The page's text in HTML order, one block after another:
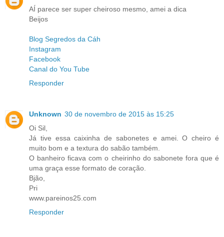
AÍ parece ser super cheiroso mesmo, amei a dica
Beijos
Blog Segredos da Cáh
Instagram
Facebook
Canal do You Tube
Responder
Unknown 30 de novembro de 2015 às 15:25
Oi Sil,
Já tive essa caixinha de sabonetes e amei. O cheiro é
muito bom e a textura do sabão também.
O banheiro ficava com o cheirinho do sabonete fora que é
uma graça esse formato de coração.
Bjão,
Pri
www.pareinos25.com
Responder